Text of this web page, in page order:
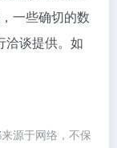
一些确切的数
洽谈提供。如
源于网络，不保